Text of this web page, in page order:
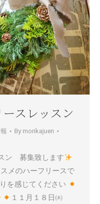
スレッスン
By morikajuen
ン 募集致します
メのハーフリースで
を感じてください
１１月１８日㈭